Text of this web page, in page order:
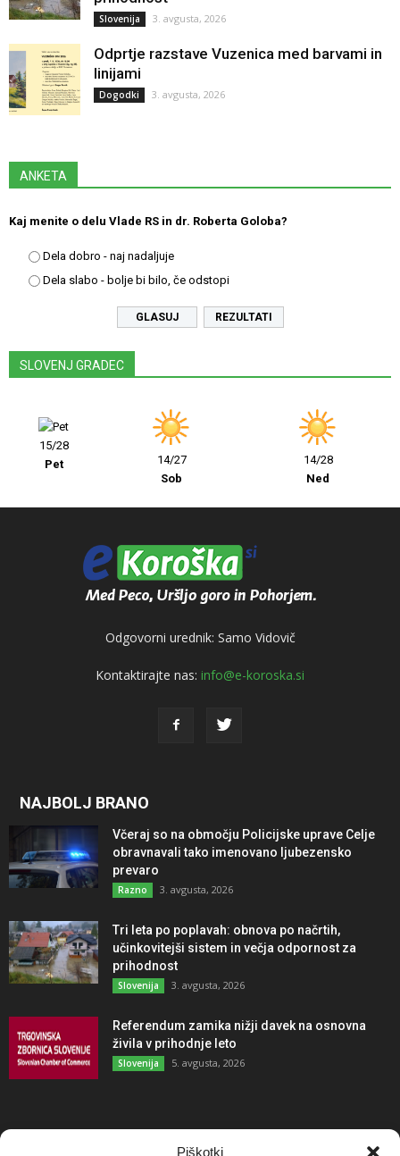
Piškotki
Slovenija 3. avgusta, 2026
Odprtje razstave Vuzenica med barvami in
linijami
Dogodki 3. avgusta, 2026
ANKETA
Kaj menite o delu Vlade RS in dr. Roberta Goloba?
Dela dobro - naj nadaljuje
Dela slabo - bolje bi bilo, če odstopi
REZULTATI
SLOVENJ GRADEC
15/28
Pet
14/27
Sob
14/28
Ned
Odgovorni urednik: Samo Vidovič
Kontaktirajte nas: info@e-koroska.si
NAJBOLJ BRANO
Včeraj so na območju Policijske uprave Celje
obravnavali tako imenovano ljubezensko
prevaro
Razno 3. avgusta, 2026
Tri leta po poplavah: obnova po načrtih,
učinkovitejši sistem in večja odpornost za
prihodnost
Slovenija 3. avgusta, 2026
Referendum zamika nižji davek na osnovna
živila v prihodnje leto
Slovenija 5. avgusta, 2026
NAJBOLJ KOMENTIRANO